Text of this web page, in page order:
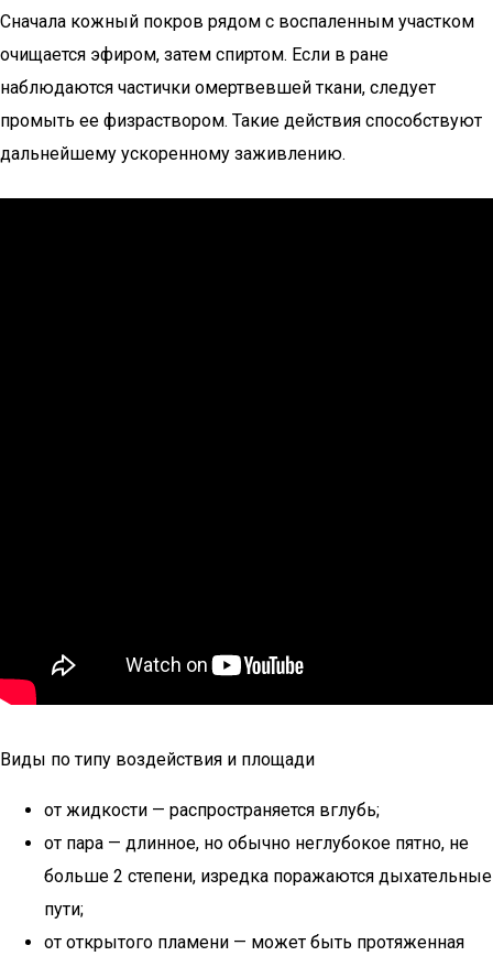
Сначала кожный покров рядом с воспаленным участком
очищается эфиром, затем спиртом. Если в ране
наблюдаются частички омертвевшей ткани, следует
промыть ее физраствором. Такие действия способствуют
дальнейшему ускоренному заживлению.
Виды по типу воздействия и площади
от жидкости — распространяется вглубь;
от пара — длинное, но обычно неглубокое пятно, не
больше 2 степени, изредка поражаются дыхательные
пути;
от открытого пламени — может быть протяженная